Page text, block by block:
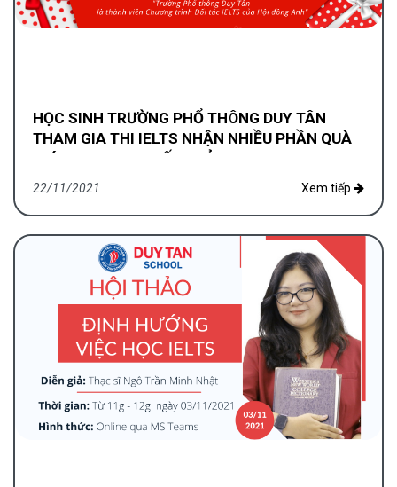
HỌC SINH TRƯỜNG PHỔ THÔNG DUY TÂN
THAM GIA THI IELTS NHẬN NHIỀU PHẦN QUÀ
GIÁ TRỊ KHI ĐẠT KẾT QUẢ CAO
22/11/2021 Xem tiếp